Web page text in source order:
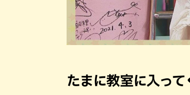
たまに教室に入っ